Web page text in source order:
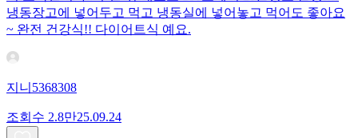
냉동장고에 넣어두고 먹고 냉동실에 넣어놓고 먹어도 좋아요
~ 완전 건강식!! 다이어트식 예요.
지니5368308
조회수 2.8만25.09.24